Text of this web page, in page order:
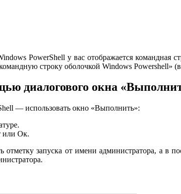
PowerShell у вас отображается
строку оболочкой Windows Powershell»
диалогового окна
— использовать окно «Выполнить»:
или Ок.
запуска от имени администратора, а в